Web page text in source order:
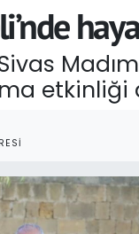
etkinliği